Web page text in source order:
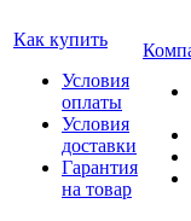
Как купить
Условия
оплаты
Условия
доставки
Гарантия
на товар